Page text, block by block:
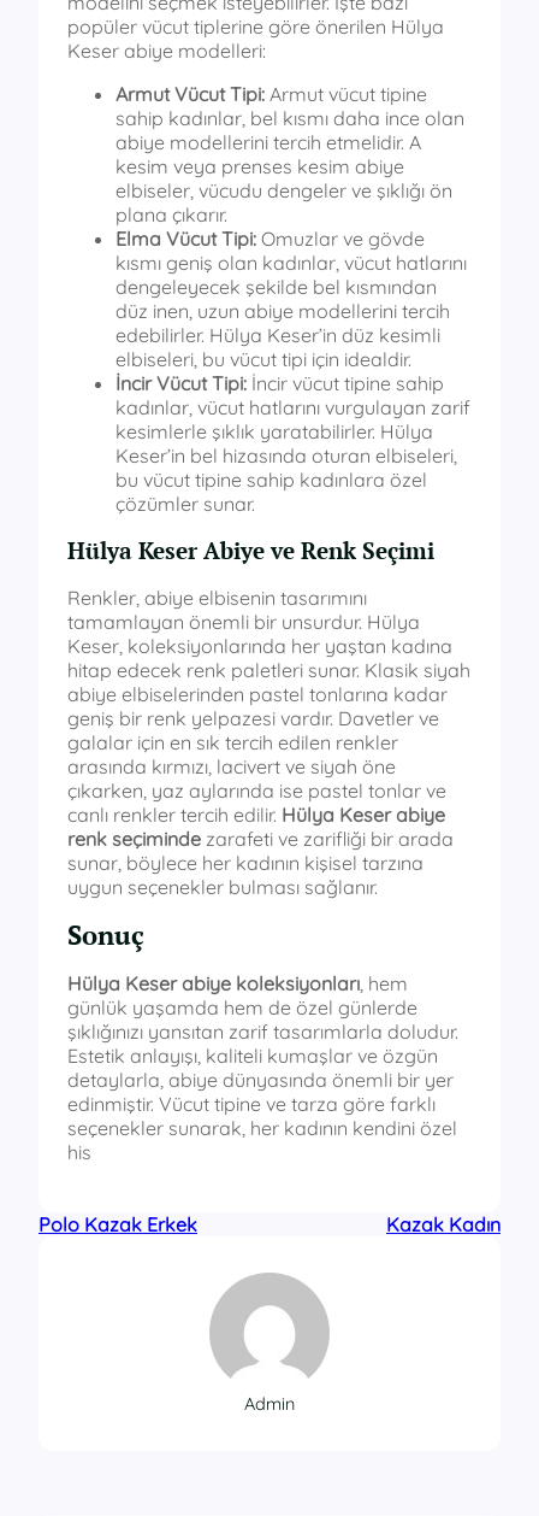
popüler vücut tiplerine göre önerilen Hülya
Keser abiye modelleri:
Armut Vücut Tipi: Armut vücut tipine
sahip kadınlar, bel kısmı daha ince olan
abiye modellerini tercih etmelidir. A
kesim veya prenses kesim abiye
elbiseler, vücudu dengeler ve şıklığı ön
plana çıkarır.
Elma Vücut Tipi: Omuzlar ve gövde
kısmı geniş olan kadınlar, vücut hatlarını
dengeleyecek şekilde bel kısmından
düz inen, uzun abiye modellerini tercih
edebilirler. Hülya Keser’in düz kesimli
elbiseleri, bu vücut tipi için idealdir.
İncir Vücut Tipi: İncir vücut tipine sahip
kadınlar, vücut hatlarını vurgulayan zarif
kesimlerle şıklık yaratabilirler. Hülya
Keser’in bel hizasında oturan elbiseleri,
bu vücut tipine sahip kadınlara özel
çözümler sunar.
Hülya Keser Abiye ve Renk Seçimi
Renkler, abiye elbisenin tasarımını
tamamlayan önemli bir unsurdur. Hülya
Keser, koleksiyonlarında her yaştan kadına
hitap edecek renk paletleri sunar. Klasik siyah
abiye elbiselerinden pastel tonlarına kadar
geniş bir renk yelpazesi vardır. Davetler ve
galalar için en sık tercih edilen renkler
arasında kırmızı, lacivert ve siyah öne
çıkarken, yaz aylarında ise pastel tonlar ve
canlı renkler tercih edilir. Hülya Keser abiye
renk seçiminde zarafeti ve zarifliği bir arada
sunar, böylece her kadının kişisel tarzına
uygun seçenekler bulması sağlanır.
Sonuç
Hülya Keser abiye koleksiyonları , hem
günlük yaşamda hem de özel günlerde
şıklığınızı yansıtan zarif tasarımlarla doludur.
Estetik anlayışı, kaliteli kumaşlar ve özgün
detaylarla, abiye dünyasında önemli bir yer
edinmiştir. Vücut tipine ve tarza göre farklı
seçenekler sunarak, her kadının kendini özel
his
Polo Kazak Erkek Kazak Kadın
Admin